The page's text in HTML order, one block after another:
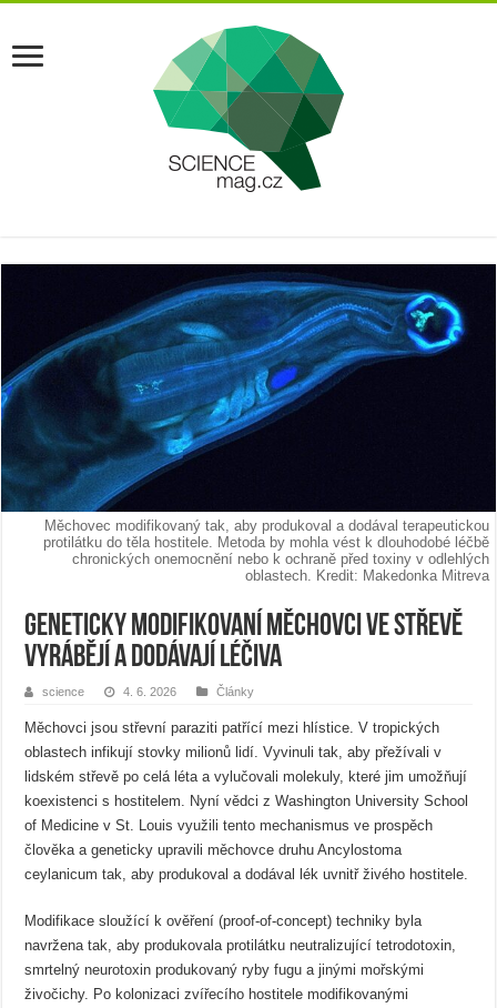
Měchovec modifikovaný tak, aby produkoval a dodával terapeutickou
protilátku do těla hostitele. Metoda by mohla vést k dlouhodobé léčbě
chronických onemocnění nebo k ochraně před toxiny v odlehlých
oblastech. Kredit: Makedonka Mitreva
Geneticky modifikovaní měchovci ve střevě
vyrábějí a dodávají léčiva
science 4. 6. 2026 Články
Měchovci jsou střevní paraziti patřící mezi hlístice. V tropických
oblastech infikují stovky milionů lidí. Vyvinuli tak, aby přežívali v
lidském střevě po celá léta a vylučovali molekuly, které jim umožňují
koexistenci s hostitelem. Nyní vědci z Washington University School
of Medicine v St. Louis využili tento mechanismus ve prospěch
člověka a geneticky upravili měchovce druhu Ancylostoma
ceylanicum tak, aby produkoval a dodával lék uvnitř živého hostitele.
Modifikace sloužící k ověření (proof-of-concept) techniky byla
navržena tak, aby produkovala protilátku neutralizující tetrodotoxin,
smrtelný neurotoxin produkovaný ryby fugu a jinými mořskými
živočichy. Po kolonizaci zvířecího hostitele modifikovanými